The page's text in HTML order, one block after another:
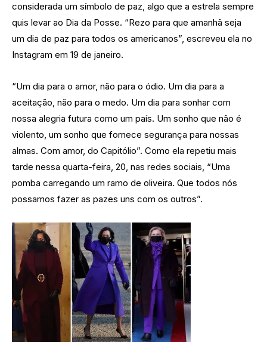
considerada um símbolo de paz, algo que a estrela sempre
quis levar ao Dia da Posse. “Rezo para que amanhã seja
um dia de paz para todos os americanos”, escreveu ela no
Instagram em 19 de janeiro.
“Um dia para o amor, não para o ódio. Um dia para a
aceitação, não para o medo. Um dia para sonhar com
nossa alegria futura como um país. Um sonho que não é
violento, um sonho que fornece segurança para nossas
almas. Com amor, do Capitólio”. Como ela repetiu mais
tarde nessa quarta-feira, 20, nas redes sociais, “Uma
pomba carregando um ramo de oliveira. Que todos nós
possamos fazer as pazes uns com os outros”.